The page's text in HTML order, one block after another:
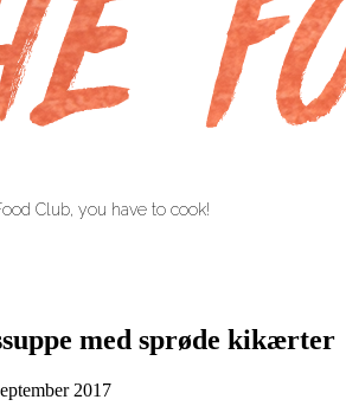
Club, you have to cook!
med sprøde kikærter
2017